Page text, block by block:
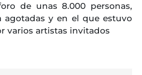
de unas 8.000 personas,
agotadas y en el que estuvo
varios artistas invitados